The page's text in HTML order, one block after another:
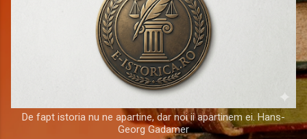
De fapt istoria nu ne apartine, dar noi ii apartinem ei. Hans-
Georg Gadamer